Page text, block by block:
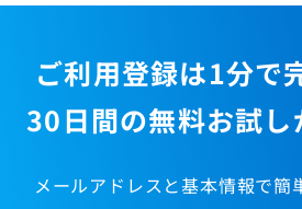
ご利用登録は1分で
30日間の無料お試し
メールアドレスと基本情報で簡